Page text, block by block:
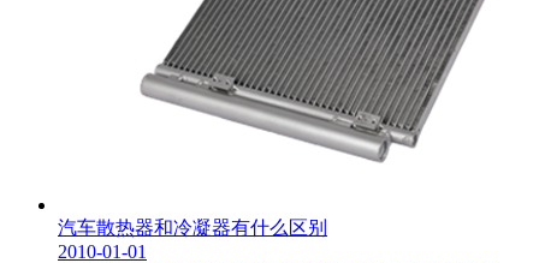
汽车散热器和冷凝器有什么区别
2010-01-01